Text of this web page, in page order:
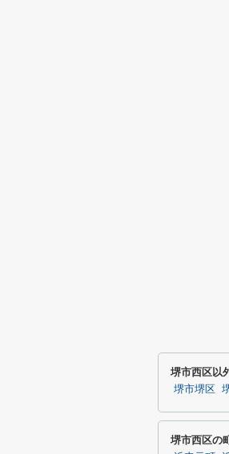
堺市西区以
堺市堺区
堺市西区の